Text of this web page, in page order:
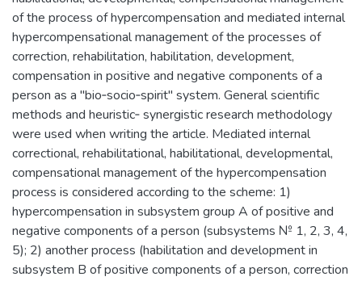
of the process of hypercompensation and mediated internal
hypercompensational management of the processes of
correction, rehabilitation, habilitation, development,
compensation in positive and negative components of a
person as a "bio‐socio‐spirit" system. General scientific
methods and heuristic‐ synergistic research methodology
were used when writing the article. Mediated internal
correctional, rehabilitational, habilitational, developmental,
compensational management of the hypercompensation
process is considered according to the scheme: 1)
hypercompensation in subsystem group A of positive and
negative components of a person (subsystems № 1, 2, 3, 4,
5); 2) another process (habilitation and development in
subsystem B of positive components of a person, correction